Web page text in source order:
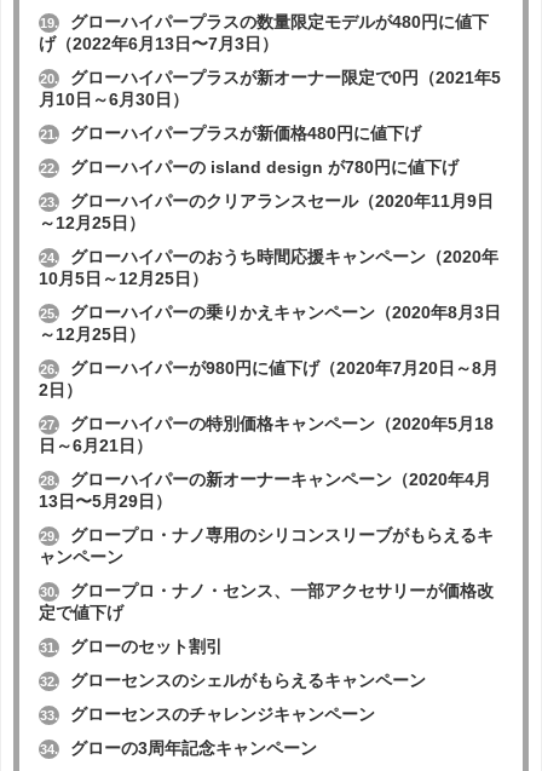
19.
グローハイパープラスの数量限定モデルが480円に値下
げ（2022年6月13日〜7月3日）
20.
グローハイパープラスが新オーナー限定で0円（2021年5
月10日～6月30日）
21. グローハイパープラスが新価格480円に値下げ
22. グローハイパーの island design が780円に値下げ
23.
グローハイパーのクリアランスセール（2020年11月9日
～12月25日）
24.
グローハイパーのおうち時間応援キャンペーン（2020年
10月5日～12月25日）
25.
グローハイパーの乗りかえキャンペーン（2020年8月3日
～12月25日）
26.
グローハイパーが980円に値下げ（2020年7月20日～8月
2日）
27.
グローハイパーの特別価格キャンペーン（2020年5月18
日～6月21日）
28.
グローハイパーの新オーナーキャンペーン（2020年4月
13日〜5月29日）
29.
グロープロ・ナノ専用のシリコンスリーブがもらえるキ
ャンペーン
30.
グロープロ・ナノ・センス、一部アクセサリーが価格改
定で値下げ
31. グローのセット割引
32. グローセンスのシェルがもらえるキャンペーン
33. グローセンスのチャレンジキャンペーン
34. グローの3周年記念キャンペーン